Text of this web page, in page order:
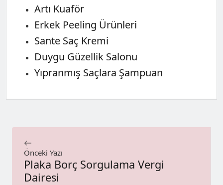
Artı Kuaför
Erkek Peeling Ürünleri
Sante Saç Kremi
Duygu Güzellik Salonu
Yıpranmış Saçlara Şampuan
Önceki Yazı
Plaka Borç Sorgulama Vergi
Dairesi